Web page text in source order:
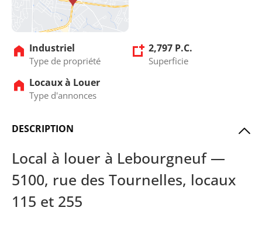
Industriel
Type de propriété
2,797 P.C.
Superficie
Locaux à Louer
Type d'annonces
DESCRIPTION
Local à louer à Lebourgneuf —
5100, rue des Tournelles, locaux
115 et 255